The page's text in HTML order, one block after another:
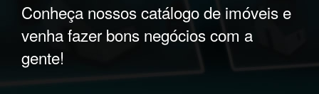
Conheça nossos catálogo de imóveis e
venha fazer bons negócios com a
gente!